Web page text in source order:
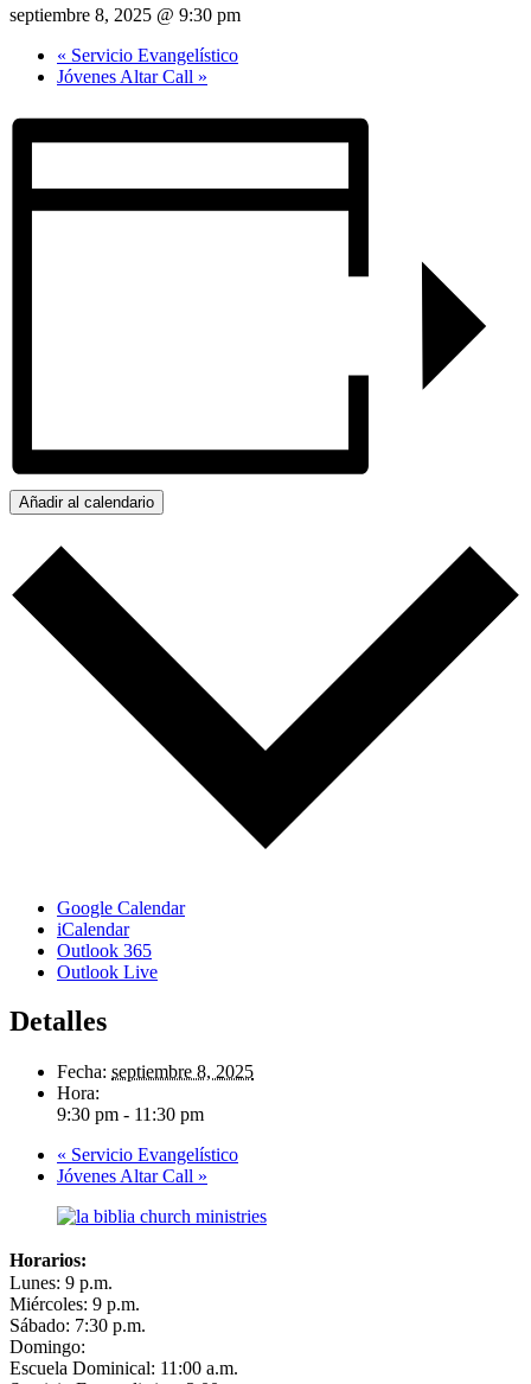
septiembre 8, 2025 @ 9:30 pm
« Servicio Evangelístico
Jóvenes Altar Call »
Añadir al calendario
Google Calendar
iCalendar
Outlook 365
Outlook Live
Detalles
Fecha: septiembre 8, 2025
Hora:
9:30 pm - 11:30 pm
« Servicio Evangelístico
Jóvenes Altar Call »
Horarios:
Lunes: 9 p.m.
Miércoles: 9 p.m.
Sábado: 7:30 p.m.
Domingo:
Escuela Dominical: 11:00 a.m.